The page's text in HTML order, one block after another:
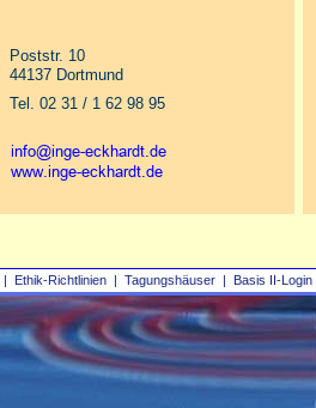
| Ethik-Richtlinien | Tagungshäuser | Basis II‑Login
Poststr. 10
44137 Dortmund
Tel. 02 31 / 1 62 98 95